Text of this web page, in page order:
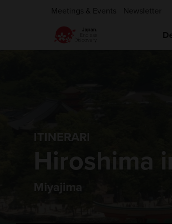
Meetings & Events Newsletter
ITINERARI
Hiroshima
Miyajima